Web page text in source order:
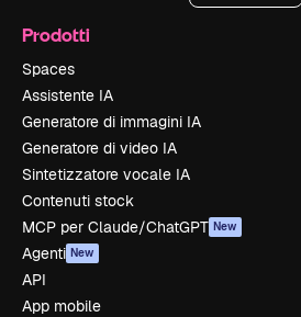
Prodotti
Spaces
Assistente IA
Generatore di immagini IA
Generatore di video IA
Sintetizzatore vocale IA
Contenuti stock
MCP per Claude/ChatGPT New
Agenti New
API
App mobile